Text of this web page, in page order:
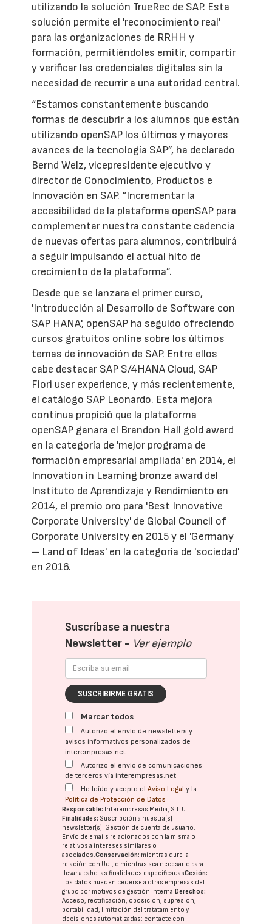
utilizando la solución TrueRec de SAP. Esta
solución permite el 'reconocimiento real'
para las organizaciones de RRHH y
formación, permitiéndoles emitir, compartir
y verificar las credenciales digitales sin la
necesidad de recurrir a una autoridad central.
“Estamos constantemente buscando
formas de descubrir a los alumnos que están
utilizando openSAP los últimos y mayores
avances de la tecnología SAP”, ha declarado
Bernd Welz, vicepresidente ejecutivo y
director de Conocimiento, Productos e
Innovación en SAP. “Incrementar la
accesibilidad de la plataforma openSAP para
complementar nuestra constante cadencia
de nuevas ofertas para alumnos, contribuirá
a seguir impulsando el actual hito de
crecimiento de la plataforma”.
Desde que se lanzara el primer curso,
'Introducción al Desarrollo de Software con
SAP HANA', openSAP ha seguido ofreciendo
cursos gratuitos online sobre los últimos
temas de innovación de SAP. Entre ellos
cabe destacar SAP S/4HANA Cloud, SAP
Fiori user experience, y más recientemente,
el catálogo SAP Leonardo. Esta mejora
continua propició que la plataforma
openSAP ganara el Brandon Hall gold award
en la categoría de 'mejor programa de
formación empresarial ampliada' en 2014, el
Innovation in Learning bronze award del
Instituto de Aprendizaje y Rendimiento en
2014, el premio oro para 'Best Innovative
Corporate University' de Global Council of
Corporate University en 2015 y el 'Germany
– Land of Ideas' en la categoría de 'sociedad'
en 2016.
Suscríbase a nuestra
Newsletter - Ver ejemplo
SUSCRIBIRME GRATIS
Marcar todos
Autorizo el envío de newsletters y
avisos informativos personalizados de
interempresas.net
Autorizo el envío de comunicaciones
de terceros vía interempresas.net
He leído y acepto elAviso Legal y la
Política de Protección de Datos
Responsable: Interempresas Media, S.L.U.
Finalidades: Suscripción a nuestra(s)
newsletter(s). Gestión de cuenta de usuario.
Envío de emails relacionados con la misma o
relativos a intereses similares o
asociados.Conservación: mientras dure la
relación con Ud., o mientras sea necesario para
llevar a cabo las finalidades especificadasCesión:
Los datos pueden cederse a otras empresas del
grupo por motivos de gestión interna.Derechos:
Acceso, rectificación, oposición, supresión,
portabilidad, limitación del tratatamiento y
decisiones automatizadas: contacte con